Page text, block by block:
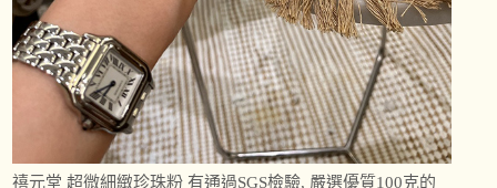
禧元堂 超微細緻珍珠粉 有通過SGS檢驗, 嚴選優質100克的